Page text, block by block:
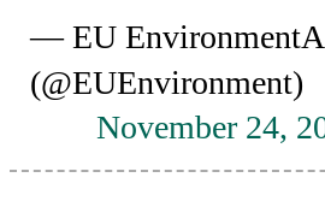
— EU
(@EUEnvironment)
November 24,